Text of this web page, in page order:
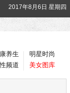
2017年8月6日 星期四
养生
频道
明星时尚
美女图库